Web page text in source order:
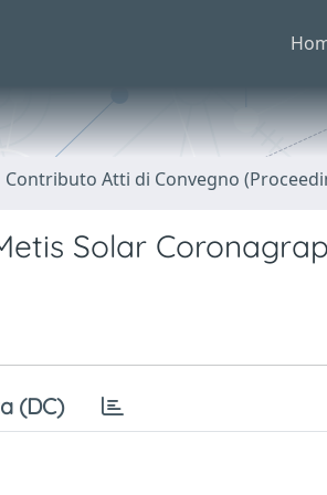
Contributo Atti di Convegno
Solar
(DC)